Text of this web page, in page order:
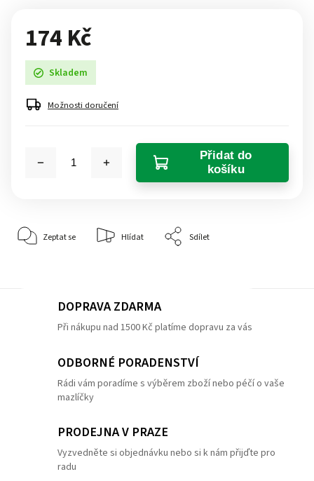
174 Kč
Skladem
Možnosti doručení
Přidat do
košíku
Zeptat se Hlídat Sdílet
DOPRAVA ZDARMA
Při nákupu nad 1500 Kč platíme dopravu za vás
ODBORNÉ PORADENSTVÍ
Rádi vám poradíme s výběrem zboží nebo péčí o vaše
mazlíčky
PRODEJNA V PRAZE
Vyzvedněte si objednávku nebo si k nám přijďte pro
radu